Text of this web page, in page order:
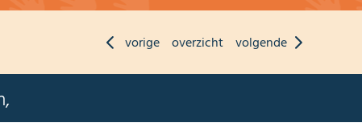
vorige overzicht volgende